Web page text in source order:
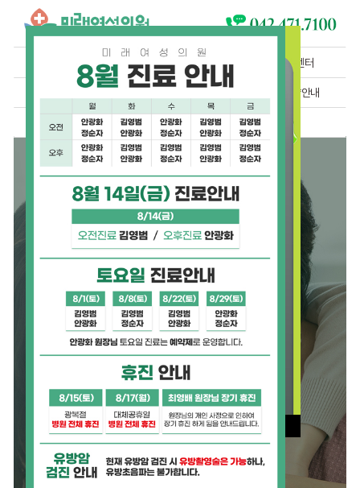
의료진 소개 검진센터
요실금센터 난임센터
오시는 길
미래여성의원
여성의 미
신분증 지참 싱그릭스 영양수액1